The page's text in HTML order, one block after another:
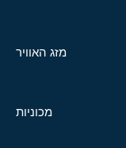
מזג האוויר
מכוניות